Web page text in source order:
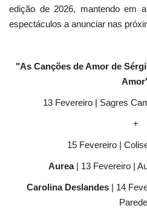
edição de 2026, mantendo em
espectáculos a anunciar nas
"As Canções de Amor de
13 Fevereiro | Sagres
+
15 Fevereiro |
Aurea| 13 Fevereiro |
Carolina Deslandes | 14